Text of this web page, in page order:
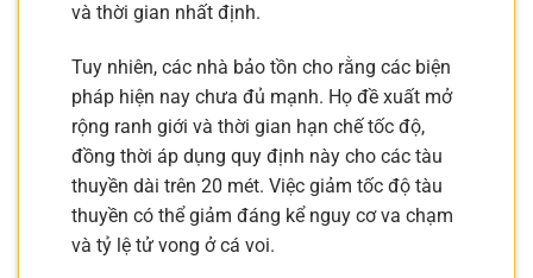
và thời gian nhất định.
Tuy nhiên, các nhà bảo tồn cho rằng các biện
pháp hiện nay chưa đủ mạnh. Họ đề xuất mở
rộng ranh giới và thời gian hạn chế tốc độ,
đồng thời áp dụng quy định này cho các tàu
thuyền dài trên 20 mét. Việc giảm tốc độ tàu
thuyền có thể giảm đáng kể nguy cơ va chạm
và tỷ lệ tử vong ở cá voi.